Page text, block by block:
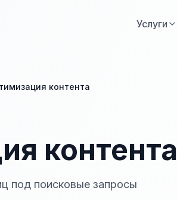
Услуги
контента
контента
под поисковые запросы